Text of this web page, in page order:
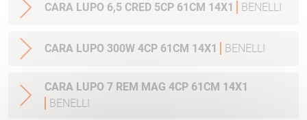
CARA LUPO 6,5 CRED 5CP 61CM 14X1 BENELLI
CARA LUPO 300W 4CP 61CM 14X1 BENELLI
CARA LUPO 7 REM MAG 4CP 61CM 14X1
BENELLI